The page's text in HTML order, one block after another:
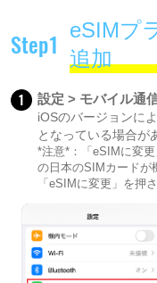
Step1
eSIMプ
追加
1 設定 > モバイル通
iOSのバージョンに
となっている場合が
*注意*：「eSIMに変
の日本のSIMカードが
「eSIMに変更」を押